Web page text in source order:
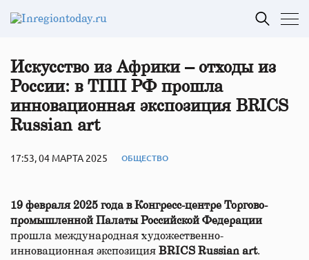
Искусство из Африки – отходы из
России: в ТПП РФ прошла
инновационная экспозиция BRICS
Russian art
17:53, 04 МАРТА 2025 ОБЩЕСТВО
19 февраля 2025 года в Конгресс-центре Торгово-
промышленной Палаты Российской Федерации
прошла международная художественно-
инновационная экспозиция BRICS Russian art.